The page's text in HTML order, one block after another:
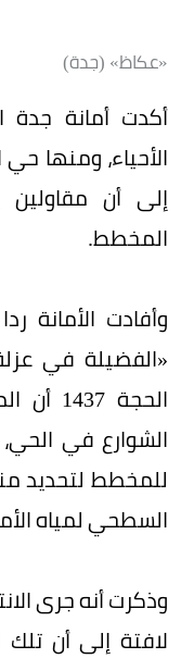
«عكاظ» (جدة)
أكدت أمانة جدة
الأحياء، ومنها
إلى أن مقاولين
المخطط.
وأفادت الأمانة
الشوارع في
للمخطط لتحديد
السطحي لمياه
لافتة إلى أن تلك